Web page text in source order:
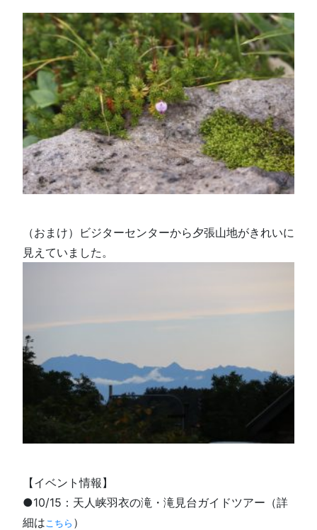
（おまけ）ビジターセンターから夕張山地がきれいに
見えていました。
【イベント情報】
●10/15：天人峡羽衣の滝・滝見台ガイドツアー（詳
細はこちら ）